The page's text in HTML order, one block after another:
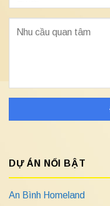
DỰ ÁN NỔI BẬT
An Bình Homeland